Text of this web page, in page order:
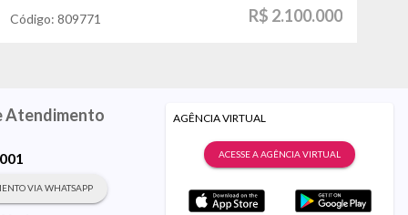
Código: 809771 R$ 2.100.000
Atendimento
VIA WHATSAPP
AGÊNCIA VIRTUAL
ACESSE A AGÊNCIA VIRTUAL